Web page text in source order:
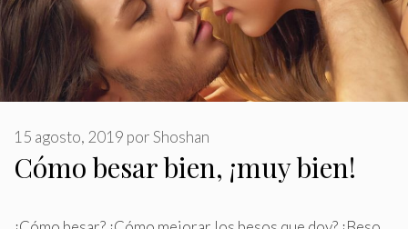
Cómo besar bien, ¡muy bien!
15 agosto, 2019 porShoshan